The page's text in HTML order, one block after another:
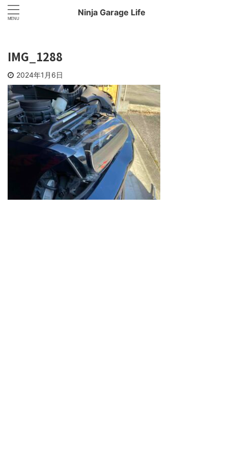
Ninja Garage Life
IMG_1288
2024年1月6日